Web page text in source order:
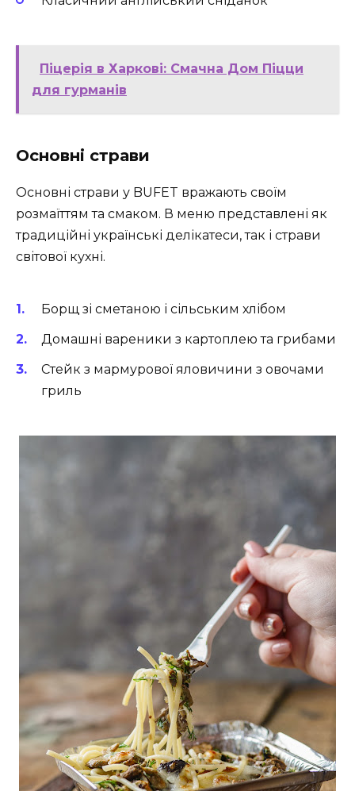
Піцерія в Харкові: Смачна Дом Піцци
для гурманів
Основні страви
Основні страви у BUFET вражають своїм
розмаїттям та смаком. В меню представлені як
традиційні українські делікатеси, так і страви
світової кухні.
Борщ зі сметаною і сільським хлібом
Домашні вареники з картоплею та грибами
Стейк з мармурової яловичини з овочами
гриль